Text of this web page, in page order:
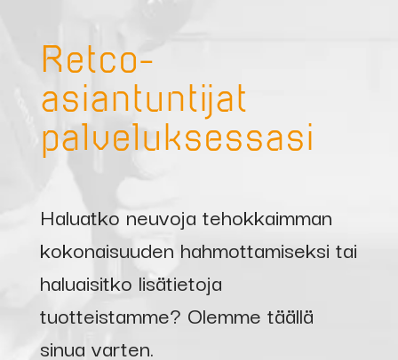
Retco-
asiantuntijat
palveluksessasi
Haluatko neuvoja tehokkaimman
kokonaisuuden hahmottamiseksi tai
haluaisitko lisätietoja
tuotteistamme? Olemme täällä
sinua varten.